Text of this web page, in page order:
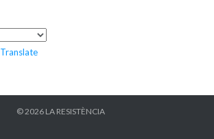
Translate
© 2026 LA RESISTÈNCIA